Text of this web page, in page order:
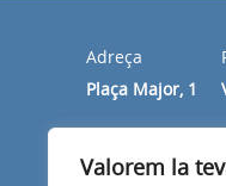
Valorem la
Adreça
Plaça Major, 1
Horari